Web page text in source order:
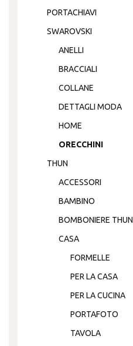
PORTACHIAVI
SWAROVSKI
ANELLI
BRACCIALI
COLLANE
DETTAGLI MODA
HOME
ORECCHINI
THUN
ACCESSORI
BAMBINO
BOMBONIERE THUN
CASA
FORMELLE
PER LA CASA
PER LA CUCINA
PORTAFOTO
TAVOLA